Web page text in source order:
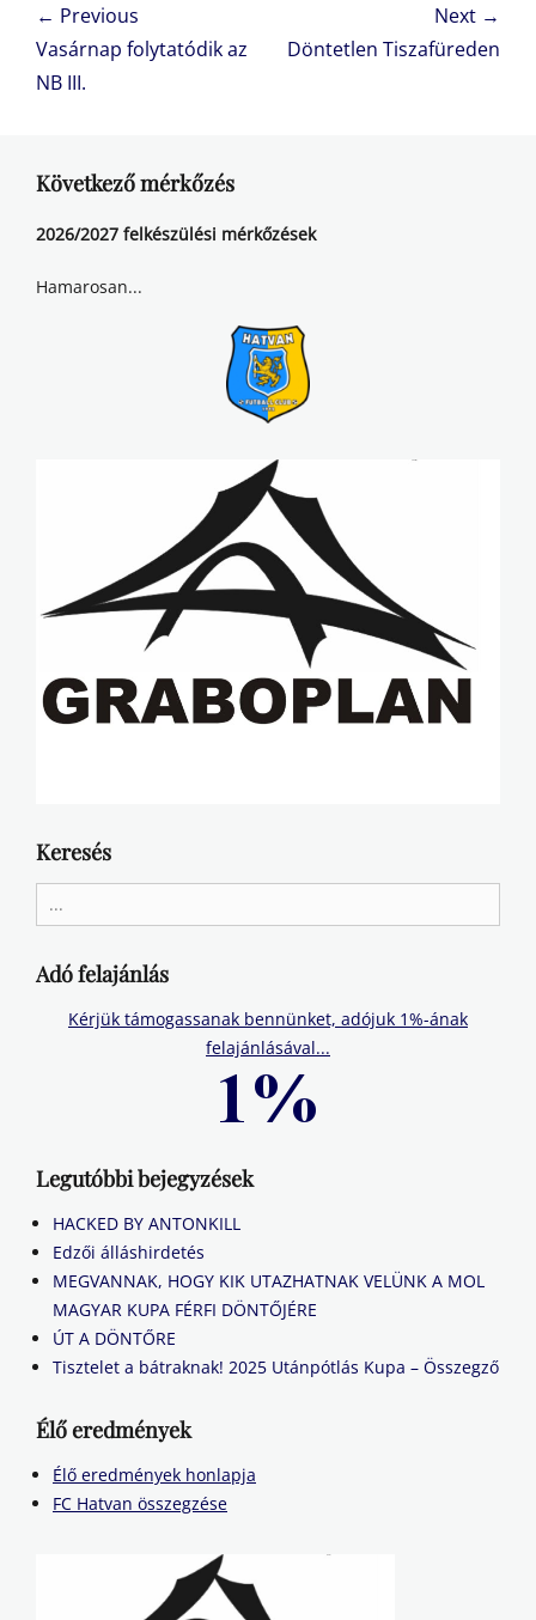
Bejegyzés
navigáció
← Previous
Previous
post:
Vasárnap folytatódik az
NB III.
Next →
Next
Döntetlen Tiszafüreden
Következő mérkőzés
2026/2027 felkészülési mérkőzések
Hamarosan...
Keresés
for:
Adó felajánlás
Kérjük támogassanak bennünket, adójuk 1%-ának
felajánlásával...
Legutóbbi bejegyzések
HACKED BY ANTONKILL
Edzői álláshirdetés
MEGVANNAK, HOGY KIK UTAZHATNAK VELÜNK A MOL
MAGYAR KUPA FÉRFI DÖNTŐJÉRE
ÚT A DÖNTŐRE
Tisztelet a bátraknak! 2025 Utánpótlás Kupa – Összegző
Élő eredmények
Élő eredmények honlapja
FC Hatvan összegzése